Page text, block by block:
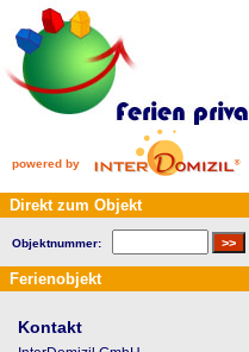
powered by
Direkt zum Objekt
Objektnummer:
Ferienobjekt
Kontakt